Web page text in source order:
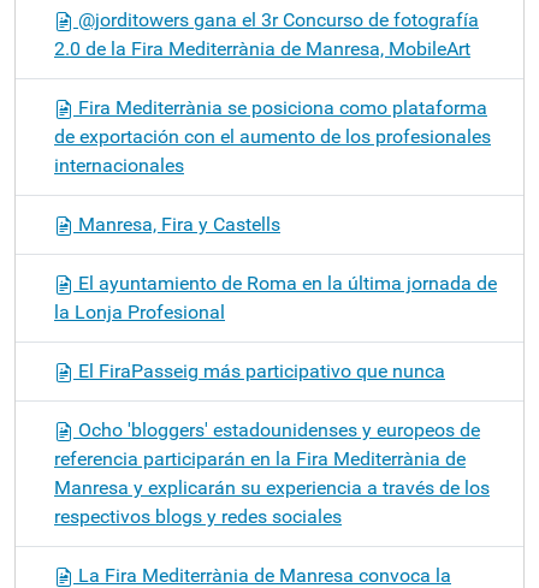
@jorditowers gana el 3r Concurso de fotografía
2.0 de la Fira Mediterrània de Manresa, MobileArt
Fira Mediterrània se posiciona como plataforma
de exportación con el aumento de los profesionales
internacionales
Manresa, Fira y Castells
El ayuntamiento de Roma en la última jornada de
la Lonja Profesional
El FiraPasseig más participativo que nunca
Ocho 'bloggers' estadounidenses y europeos de
referencia participarán en la Fira Mediterrània de
Manresa y explicarán su experiencia a través de los
respectivos blogs y redes sociales
La Fira Mediterrània de Manresa convoca la